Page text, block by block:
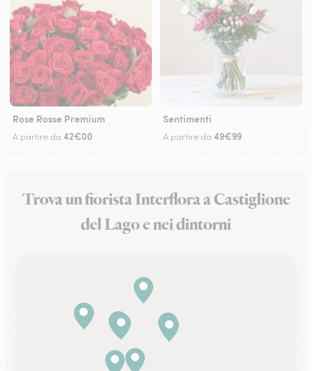
Rose Rosse Premium
A partire da 42€00
Sentimenti
A partire da 49€99
Trova un fiorista Interflora a Castiglione
del Lago e nei dintorni